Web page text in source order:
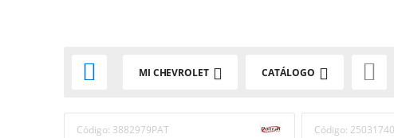
 MI CHEVROLET CATÁLOGO 
Código: 3882979PAT Código: